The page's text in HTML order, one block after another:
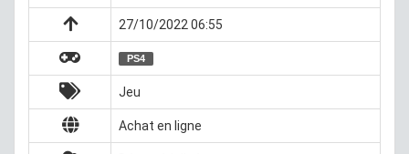
27/10/2022 06:55
PS4
Jeu
Achat en ligne